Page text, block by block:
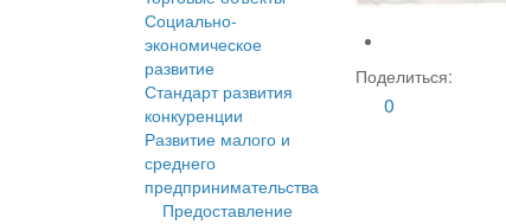
Социально-
экономическое
развитие
Стандарт развития
конкуренции
Развитие малого и
среднего
предпринимательства
Предоставление
Поделиться:
0